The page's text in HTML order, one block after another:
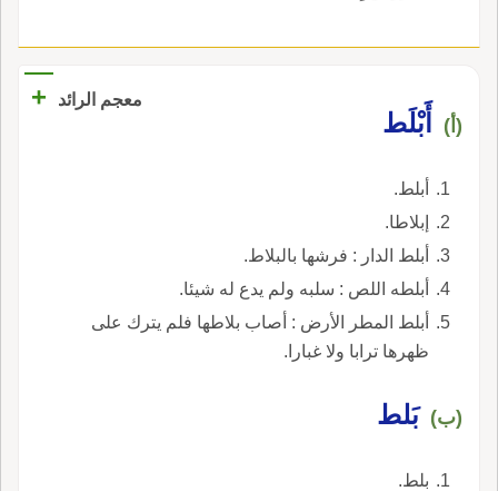
معجم الرائد +
(أ) أَبْلَط
أبلط.
إبلاطا.
أبلط الدار : فرشها بالبلاط.
أبلطه اللص : سلبه ولم يدع له شيئا.
أبلط المطر الأرض : أصاب بلاطها فلم يترك على
ظهرها ترابا ولا غبارا.
(ب) بَلط
بلط.